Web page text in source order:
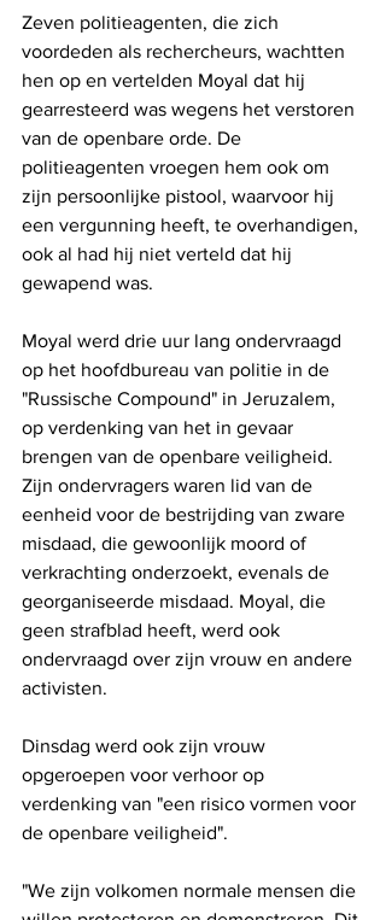
Zeven politieagenten, die zich
voordeden als rechercheurs, wachtten
hen op en vertelden Moyal dat hij
gearresteerd was wegens het verstoren
van de openbare orde. De
politieagenten vroegen hem ook om
zijn persoonlijke pistool, waarvoor hij
een vergunning heeft, te overhandigen,
ook al had hij niet verteld dat hij
gewapend was.
Moyal werd drie uur lang ondervraagd
op het hoofdbureau van politie in de
"Russische Compound" in Jeruzalem,
op verdenking van het in gevaar
brengen van de openbare veiligheid.
Zijn ondervragers waren lid van de
eenheid voor de bestrijding van zware
misdaad, die gewoonlijk moord of
verkrachting onderzoekt, evenals de
georganiseerde misdaad. Moyal, die
geen strafblad heeft, werd ook
ondervraagd over zijn vrouw en andere
activisten.
Dinsdag werd ook zijn vrouw
opgeroepen voor verhoor op
verdenking van "een risico vormen voor
de openbare veiligheid".
"We zijn volkomen normale mensen die